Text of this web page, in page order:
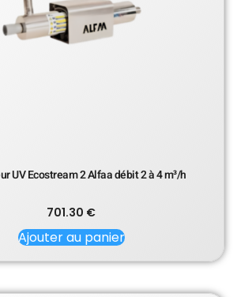
UV Ecostream 2 Alfaa débit 2 à 4 m³/h
701.30 €
Ajouter au panier